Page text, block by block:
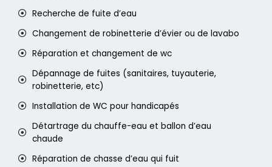
Recherche de fuite d’eau
Changement de robinetterie d’évier ou de lavabo
Réparation et changement de wc
Dépannage de fuites (sanitaires, tuyauterie,
robinetterie, etc)
Installation de WC pour handicapés
Détartrage du chauffe-eau et ballon d’eau
chaude
Réparation de chasse d’eau qui fuit